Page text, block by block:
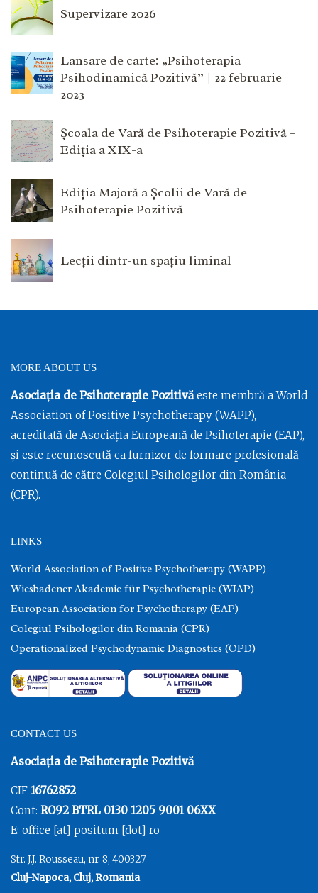
Supervizare 2026
Lansare de carte: „Psihoterapia
Psihodinamică Pozitivă” | 22 februarie
2023
Școala de Vară de Psihoterapie Pozitivă –
Ediția a XIX-a
Ediția Majoră a Școlii de Vară de
Psihoterapie Pozitivă
Lecții dintr-un spațiu liminal
MORE ABOUT US
Asociația de Psihoterapie Pozitivăeste membră a World
Association of Positive Psychotherapy (WAPP),
acreditată de Asociația Europeană de Psihoterapie (EAP),
și este recunoscută ca furnizor de formare profesională
continuă de către Colegiul Psihologilor din România
(CPR).
LINKS
World Association of Positive Psychotherapy (WAPP)
Wiesbadener Akademie für Psychotherapie (WIAP)
European Association for Psychotherapy (EAP)
Colegiul Psihologilor din Romania (CPR)
Operationalized Psychodynamic Diagnostics (OPD)
CONTACT US
Asociația de Psihoterapie Pozitivă
CIF 16762852
Cont: RO92 BTRL 0130 1205 9001 06XX
E: office [at] positum [dot] ro
Str. J.J. Rousseau, nr. 8, 400327
Cluj-Napoca, Cluj, Romania